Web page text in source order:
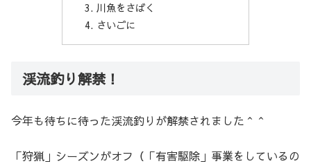
川魚をさばく
さいごに
渓流釣り解禁！
今年も待ちに待った渓流釣りが解禁されました＾＾
「狩猟」シーズンがオフ（「有害駆除」事業をしているの